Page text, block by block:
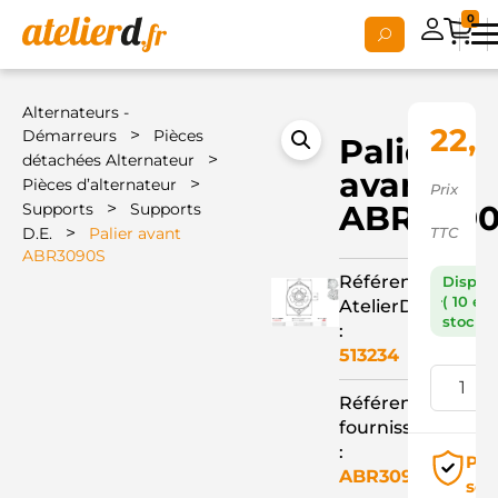
0
Alternateurs -
Démarreurs
>
Pièces
détachées Alternateur
>
Pièces d’alternateur >
Supports >
Supports
D.E.
>
Palier avant
ABR3090S
Palier
avant
Référence
AtelierD
:
513234
Référence
fournisseur
:
ABR3090S
Prix
TTC
( 10 en
stock )